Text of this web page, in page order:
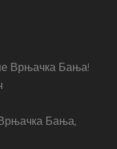
Врњачка Бања!
Врњачка Бања,